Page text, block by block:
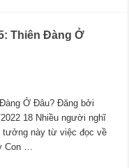
Thiên Đàng Ở
Ở Đâu? Đăng bởi
18 Nhiều người nghĩ
tưởng này từ việc đọc về
Con …